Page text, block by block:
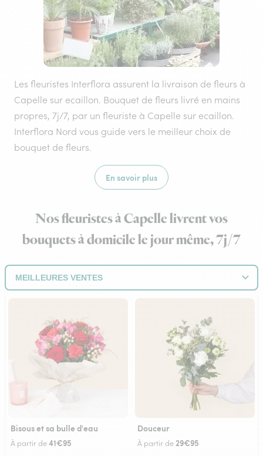
Les fleuristes Interflora assurent la livraison de fleurs à
Capelle sur ecaillon. Bouquet de fleurs livré en mains
propres, 7j/7, par un fleuriste à Capelle sur ecaillon.
Interflora Nord vous guide vers le meilleur choix de
bouquet de fleurs.
En savoir plus
Nos fleuristes à Capelle livrent vos
bouquets à domicile le jour même, 7j/7
Bisous et sa bulle d'eau
À partir de41€95
Douceur
À partir de29€95